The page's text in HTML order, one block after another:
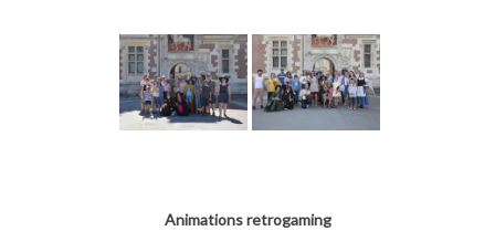
Animations retrogaming